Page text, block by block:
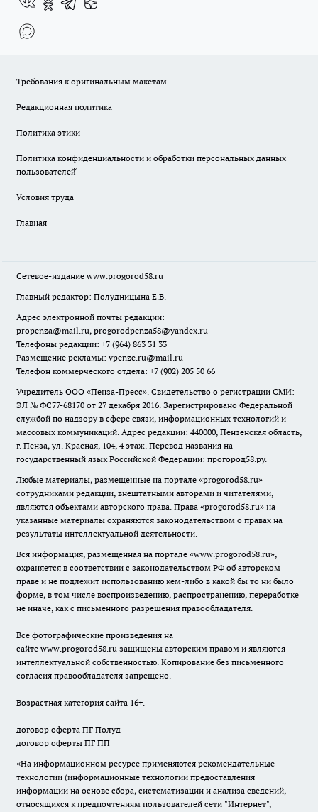
Требования к оригинальным макетам
Редакционная политика
Политика этики
Политика конфиденциальности и обработки персональных данных
пользователей̆
Условия труда
Главная
Сетевое-издание www.progorod58.ru
Главный редактор: Полудницына Е.В.
Адрес электронной почты редакции:
propenza@mail.ru, progorodpenza58@yandex.ru
Телефоны редакции: +7 (964) 863 31 33
Размещение рекламы: vpenze.ru@mail.ru
Телефон коммерческого отдела: +7 (902) 205 50 66
Учредитель ООО «Пенза-Пресс». Свидетельство о регистрации СМИ:
ЭЛ № ФС77-68170 от 27 декабря 2016. Зарегистрировано Федеральной
службой по надзору в сфере связи, информационных технологий и
массовых коммуникаций. Адрес редакции: 440000, Пензенская область,
г. Пенза, ул. Красная, 104, 4 этаж. Перевод названия на
государственный язык Российской Федерации: прогород58.ру.
Любые материалы, размещенные на портале «progorod58.ru»
сотрудниками редакции, внештатными авторами и читателями,
являются объектами авторского права. Права «progorod58.ru» на
указанные материалы охраняются законодательством о правах на
результаты интеллектуальной деятельности.
Вся информация, размещенная на портале «www.progorod58.ru»,
охраняется в соответствии с законодательством РФ об авторском
праве и не подлежит использованию кем-либо в какой бы то ни было
форме, в том числе воспроизведению, распространению, переработке
не иначе, как с письменного разрешения правообладателя.
Все фотографические произведения на
сайте www.progorod58.ru защищены авторским правом и являются
интеллектуальной собственностью. Копирование без письменного
согласия правообладателя запрещено.
Возрастная категория сайта 16+.
договор оферта ПГ Полуд
договор оферты ПГ ПП
«На информационном ресурсе применяются рекомендательные
технологии (информационные технологии предоставления
информации на основе сбора, систематизации и анализа сведений,
относящихся к предпочтениям пользователей сети "Интернет",